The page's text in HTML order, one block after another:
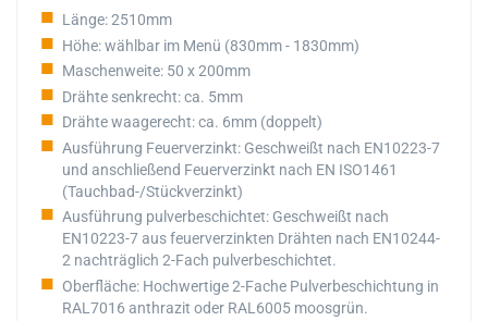
Länge: 2510mm
Höhe: wählbar im Menü (830mm - 1830mm)
Maschenweite: 50 x 200mm
Drähte senkrecht: ca. 5mm
Drähte waagerecht: ca. 6mm (doppelt)
Ausführung Feuerverzinkt: Geschweißt nach EN10223-7
und anschließend Feuerverzinkt nach EN ISO1461
(Tauchbad-/Stückverzinkt)
Ausführung pulverbeschichtet: Geschweißt nach
EN10223-7 aus feuerverzinkten Drähten nach EN10244-
2 nachträglich 2-Fach pulverbeschichtet.
Oberfläche: Hochwertige 2-Fache Pulverbeschichtung in
RAL7016 anthrazit oder RAL6005 moosgrün.